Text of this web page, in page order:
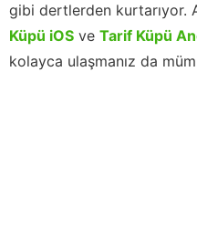
gibi dertlerden kurtarıyor.
Küpü iOS ve Tarif Küpü
kolayca ulaşmanız da